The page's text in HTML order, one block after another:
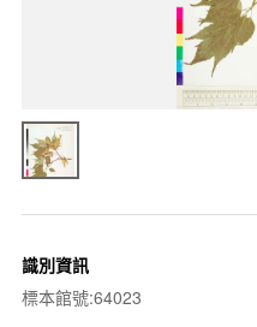
識別資訊
標本館號:64023